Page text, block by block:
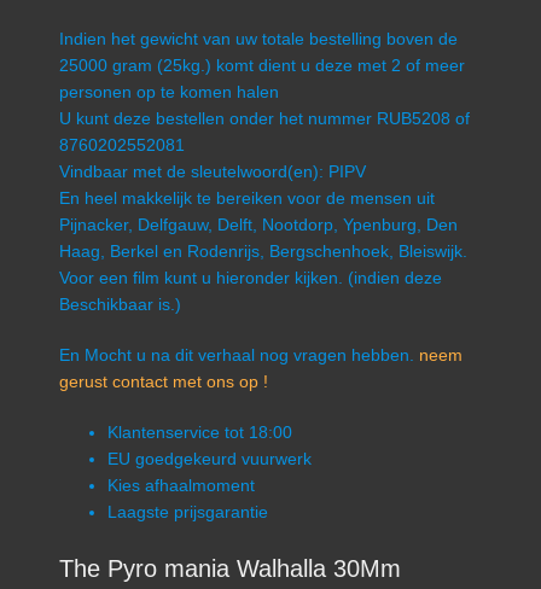
Indien het gewicht van uw totale bestelling boven de
25000 gram (25kg.) komt dient u deze met 2 of meer
personen op te komen halen
U kunt deze bestellen onder het nummer RUB5208 of
8760202552081
Vindbaar met de sleutelwoord(en): PIPV
En heel makkelijk te bereiken voor de mensen uit
Pijnacker, Delfgauw, Delft, Nootdorp, Ypenburg, Den
Haag, Berkel en Rodenrijs, Bergschenhoek, Bleiswijk.
Voor een film kunt u hieronder kijken. (indien deze
Beschikbaar is.)
En Mocht u na dit verhaal nog vragen hebben. neem
gerust contact met ons op !
Klantenservice tot 18:00
EU goedgekeurd vuurwerk
Kies afhaalmoment
Laagste prijsgarantie
The Pyro mania Walhalla 30Mm